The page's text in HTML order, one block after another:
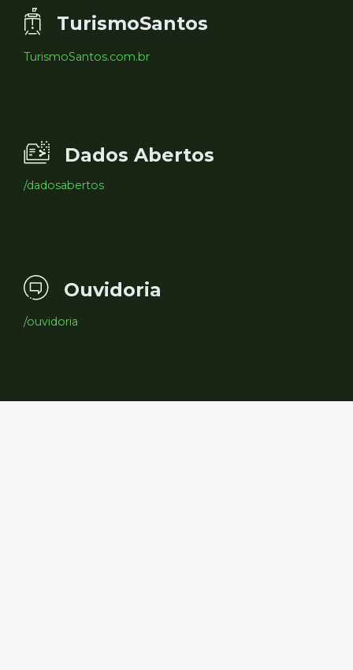
TurismoSantos
TurismoSantos.com.br
Dados Abertos
/dadosabertos
Ouvidoria
/ouvidoria